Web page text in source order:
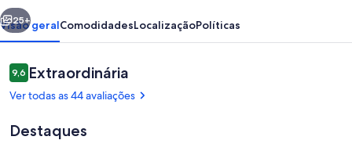
Pool,
A/C,
WiFi
Próximo
25+
Visão geralComodidadesLocalizaçãoPolíticas
Avaliações
9,69,6 de 10
Extraordinária
Ver todas as 44 avaliações
Destaques